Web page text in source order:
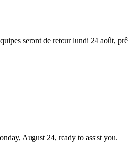
seront de retour lundi 24 août,
August 24, ready to assist you.